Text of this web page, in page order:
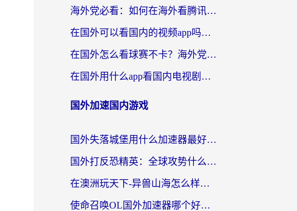
海外党必看：如何在海外看腾讯体育？解决赛事直播地区限制的终极指南
在国外可以看国内的视频app吗知乎？海外党亲测有效的追剧加速方案
在国外怎么看球赛不卡？海外党专属体育直播自由指南
在国外用什么app看国内电视剧？3步解决版权限制+卡顿难题
国外加速国内游戏
国外失落城堡用什么加速器最好？一份来自老玩家的真实指南
国外打反恐精英：全球攻势什么加速器好用？2026海外玩家国服游戏加速终极指南
在澳洲玩天下-异兽山海怎么样才能不卡？一份给南半球玩家的自救指南
使命召唤OL国外加速器哪个好用？海外玩家亲测的国服游戏加速终极指南